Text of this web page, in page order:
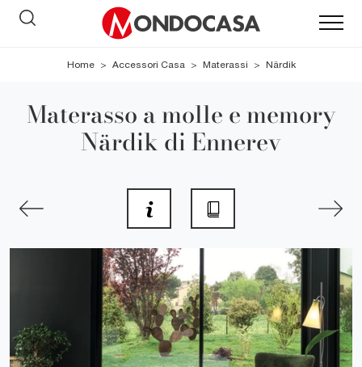
Home > Accessori Casa > Materassi > Närdik
Materasso a molle e memory
Närdik di Ennerev